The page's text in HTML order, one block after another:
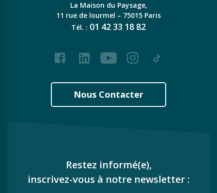
La Maison du Paysage,
11 rue de lourmel – 75015 Paris
Tél. : 01 42 33 18 82
FacebookLinkedInYoutubeInstagram
Tiktok
Nous Contacter
Restez informé(e),
inscrivez-vous à notre newsletter :